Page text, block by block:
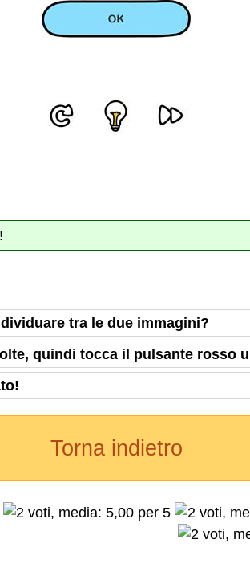
tra le due immagini?
quindi tocca il pulsante rosso
Torna indietro